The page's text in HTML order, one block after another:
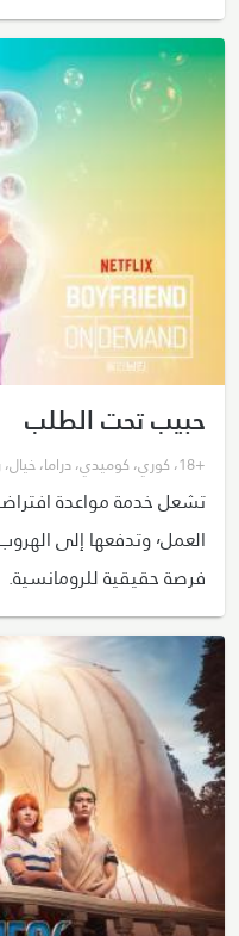
حبيب تحت الطلب
+18 ، كوري، كوميدي،دراما،خيال،
تشعل خدمة مواعدة
العمل٬ وتدفعها إلى
فرصة حقيقية للرومانسية.